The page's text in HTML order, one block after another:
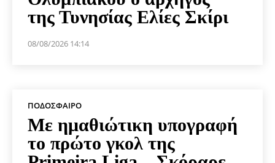
της Τυνησίας Ελίες Σκίρι
08/08/2026 14:14
ΠΟΔΌΣΦΑΙΡΟ
Με ημαθιώτικη υπογραφή
το πρώτο γκολ της